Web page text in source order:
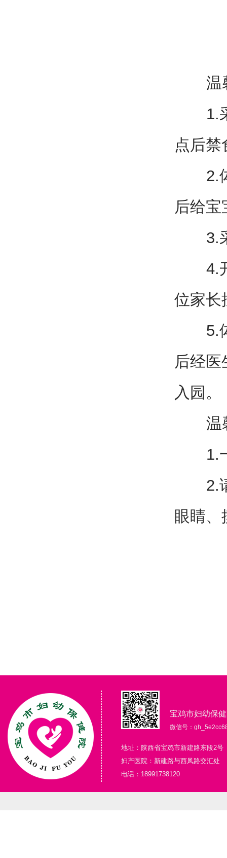
温
1.采
点后禁
2.体
后给宝
3.采
4.开
位家长
5.体
后经
入园。
温
1.一
2.请
眼睛
宝鸡市妇幼保
微信号：
地址：陕西省宝鸡市新建路东段2号
妇产医院：新建路与西凤路交汇处
电话：18991738120